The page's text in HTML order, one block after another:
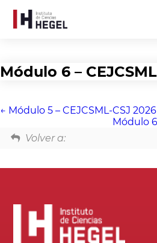
Módulo 6 –
Módulo 5 – CEJCSML-CSJ 2026
Módulo
Volver a: